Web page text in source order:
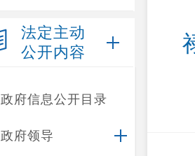
法定主动
公开内容
政府信息公开目录
政府领导